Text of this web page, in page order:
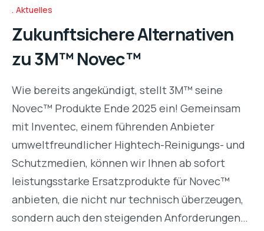
Aktuelles
Zukunftsichere Alternativen
zu 3M™ Novec™
Wie bereits angekündigt, stellt 3M™ seine
Novec™ Produkte Ende 2025 ein! Gemeinsam
mit Inventec, einem führenden Anbieter
umweltfreundlicher Hightech-Reinigungs- und
Schutzmedien, können wir Ihnen ab sofort
leistungsstarke Ersatzprodukte für Novec™
anbieten, die nicht nur technisch überzeugen,
sondern auch den steigenden Anforderungen…